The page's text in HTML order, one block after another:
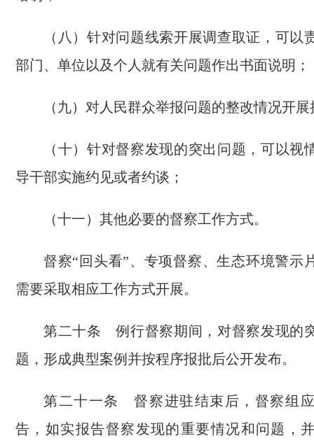
（八）针对问题线索开展调查取证，可以
部门、单位以及个人就有关问题作出书面说明；
（九）对人民群众举报问题的整改情况开
（十）针对督察发现的突出问题，可以视
导干部实施约见或者约谈；
（十一）其他必要的督察工作方式。
督察“回头看”、专项督察、生态环境警示
需要采取相应工作方式开展。
第二十条 例行督察期间，对督察发现的
题，形成典型案例并按程序报批后公开发布。
第二十一条 督察进驻结束后，督察组
告，如实报告督察发现的重要情况和问题，